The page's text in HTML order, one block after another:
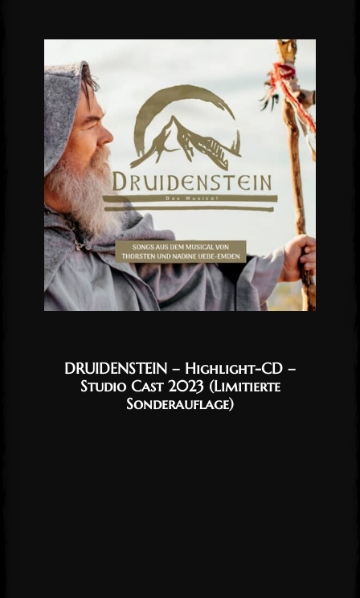
DRUIDENSTEIN – Highlight-CD –
Studio Cast 2023 (Limitierte
Sonderauflage)